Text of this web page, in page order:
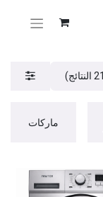
ماركات